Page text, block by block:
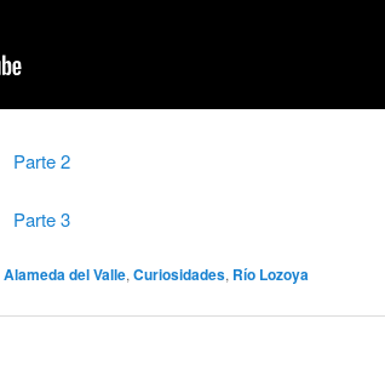
Parte 2
Parte 3
Alameda del Valle, Curiosidades, Río Lozoya